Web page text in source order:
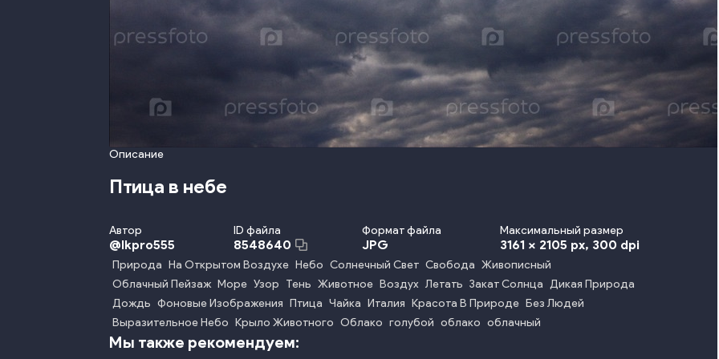
Описание
Птица в небе
Автор
@lkpro555
ID файла
8548640
Формат файла
JPG
Максимальный размер
3161 x 2105 px, 300 dpi
Природа На Открытом Воздухе Небо Солнечный Свет Свобода Живописный
Облачный Пейзаж Море Узор Тень Животное Воздух Летать Закат Солнца Дикая Природа
Дождь Фоновые Изображения Птица Чайка Италия Красота В Природе Без Людей
Выразительное Небо Крыло Животного Облако голубой облако облачный
Мы также рекомендуем: